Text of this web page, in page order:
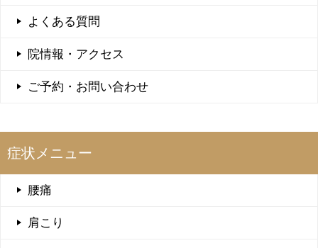
よくある質問
院情報・アクセス
ご予約・お問い合わせ
症状メニュー
腰痛
肩こり